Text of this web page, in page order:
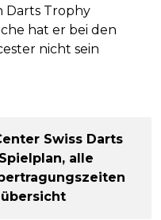
Darts Trophy
hat er bei den
nicht sein
Swiss Darts
alle